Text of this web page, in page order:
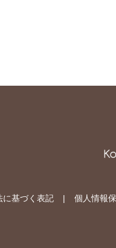
に基づく表記 個人情報